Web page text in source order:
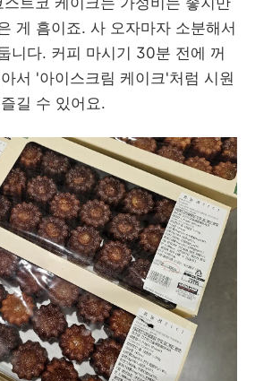
게 흠이죠. 사 오자마자 소분해서
니다. 커피 마시기 30분 전에 꺼
서 '아이스크림 케이크'처럼 시원
길 수 있어요.